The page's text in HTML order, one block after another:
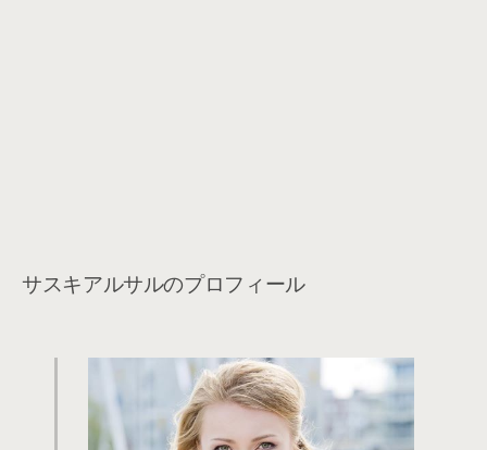
サスキアルサルのプロフィール